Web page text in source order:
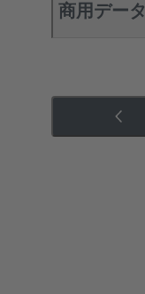
商用データ